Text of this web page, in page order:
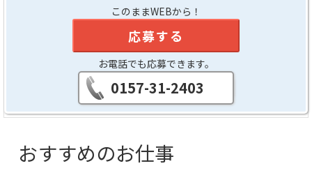
このままWEBから！
応募する
お電話でも応募できます。
0157-31-2403
おすすめのお仕事